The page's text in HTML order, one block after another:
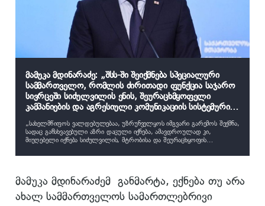
მამუკა მდინარაძე: „შსს-ში შეიქმნება სპეციალური
სამმართველო, რომლის ძირითადი ფუნქცია საჯარო
სივრცეში სიძულვილის ენის, შეურაცხმყოფელი
კამპანიების და აგრესიული კომუნიკაციის სისტემური
„სახელმწიფოს ვალდებულებაა, უზრუნველყოს იმგვარი გარემოს შექმნა,
სადაც განსხვავებული აზრი დაცული იქნება, ამავდროულად კი,
მიუღებელი იქნება სიძულვილის, მტრობისა და შეურაცხყოფის
მამუკა მდინარაძემ განმარტა, ექნება თუ არა
ახალ სამმართველოს სამართლებრივი